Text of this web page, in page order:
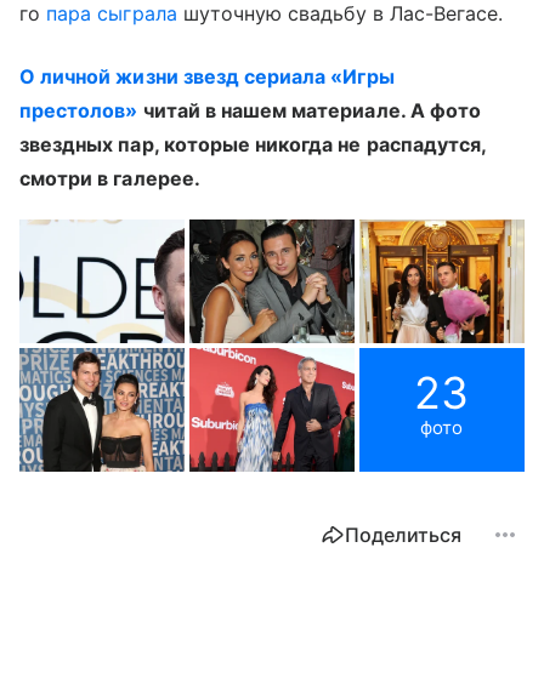
го пара сыграла шуточную свадьбу в Лас-Вегасе.
О личной жизни звезд сериала «Игры
престолов» читай в нашем материале. А фото
звездных пар, которые никогда не распадутся,
смотри в галерее.
23
фото
Поделиться